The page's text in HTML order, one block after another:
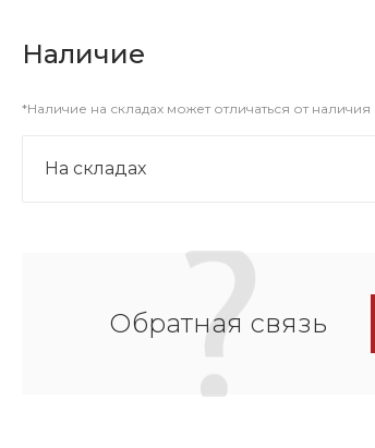
Наличие
*Наличие на складах может отличаться от
На складах
Обратная связь